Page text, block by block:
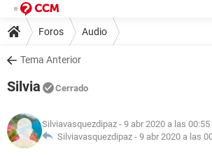
Foros Audio
Tema Anterior
Silvia Cerrado
Silviavasquezdipaz - 9 abr 2020 a las 00:55
Silviavasquezdipaz - 9 abr 2020 a las